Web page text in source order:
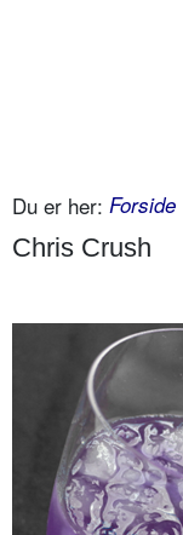
Du er her: Forside
Chris Crush